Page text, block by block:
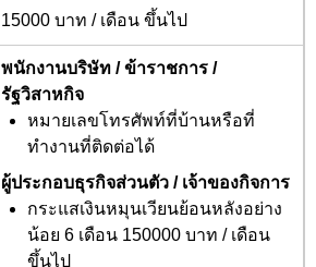
15000 บาท / เดือน ขึ้นไป
พนักงานบริษัท / ข้าราชการ /
รัฐวิสาหกิจ
หมายเลขโทรศัพท์ที่บ้านหรือที่
ทำงานที่ติดต่อได้
ผู้ประกอบธุรกิจส่วนตัว / เจ้าของกิจการ
กระแสเงินหมุนเวียนย้อนหลังอย่าง
น้อย 6 เดือน 150000 บาท / เดือน
ขึ้นไป